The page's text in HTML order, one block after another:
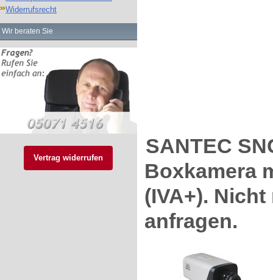
Widerrufsrecht
Wir beraten Sie
Vertrag widerrufen
SANTEC
Boxkamera
(IVA+).
anfragen.